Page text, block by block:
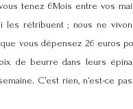
tenez 6Mois entre vos
les rétribuent ; nous ne
vous dépensez 26 euros
de beurre dans leurs
C’est rien, n’est-ce